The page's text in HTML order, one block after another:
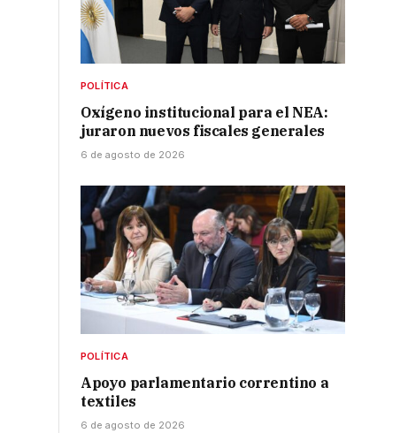
POLÍTICA
Oxígeno institucional para el NEA:
juraron nuevos fiscales generales
6 de agosto de 2026
POLÍTICA
Apoyo parlamentario correntino a
textiles
6 de agosto de 2026